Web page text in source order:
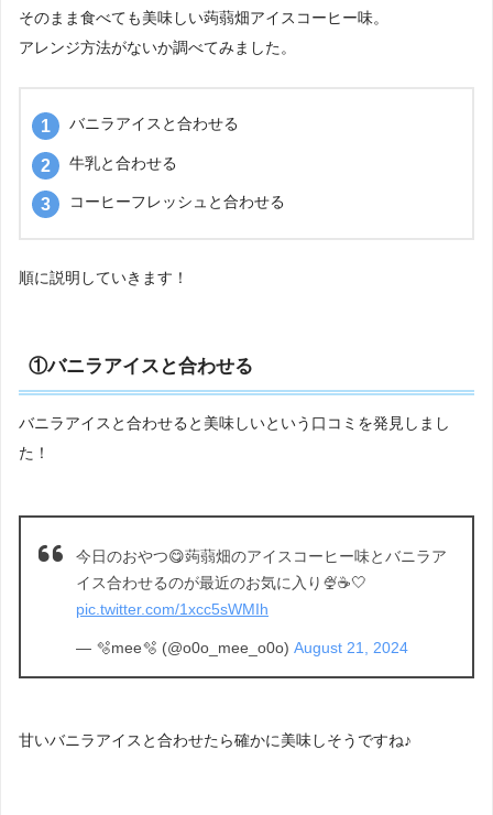
そのまま食べても美味しい蒟蒻畑アイスコーヒー味。
アレンジ方法がないか調べてみました。
バニラアイスと合わせる
牛乳と合わせる
コーヒーフレッシュと合わせる
順に説明していきます！
①バニラアイスと合わせる
バニラアイスと合わせると美味しいという口コミを発見しまし
た！
今日のおやつ😋蒟蒻畑のアイスコーヒー味とバニラア
イス合わせるのが最近のお気に入り🍨☕️🤍
pic.twitter.com/1xcc5sWMIh
— 🫧mee🫧 (@o0o_mee_o0o) August 21, 2024
甘いバニラアイスと合わせたら確かに美味しそうですね♪